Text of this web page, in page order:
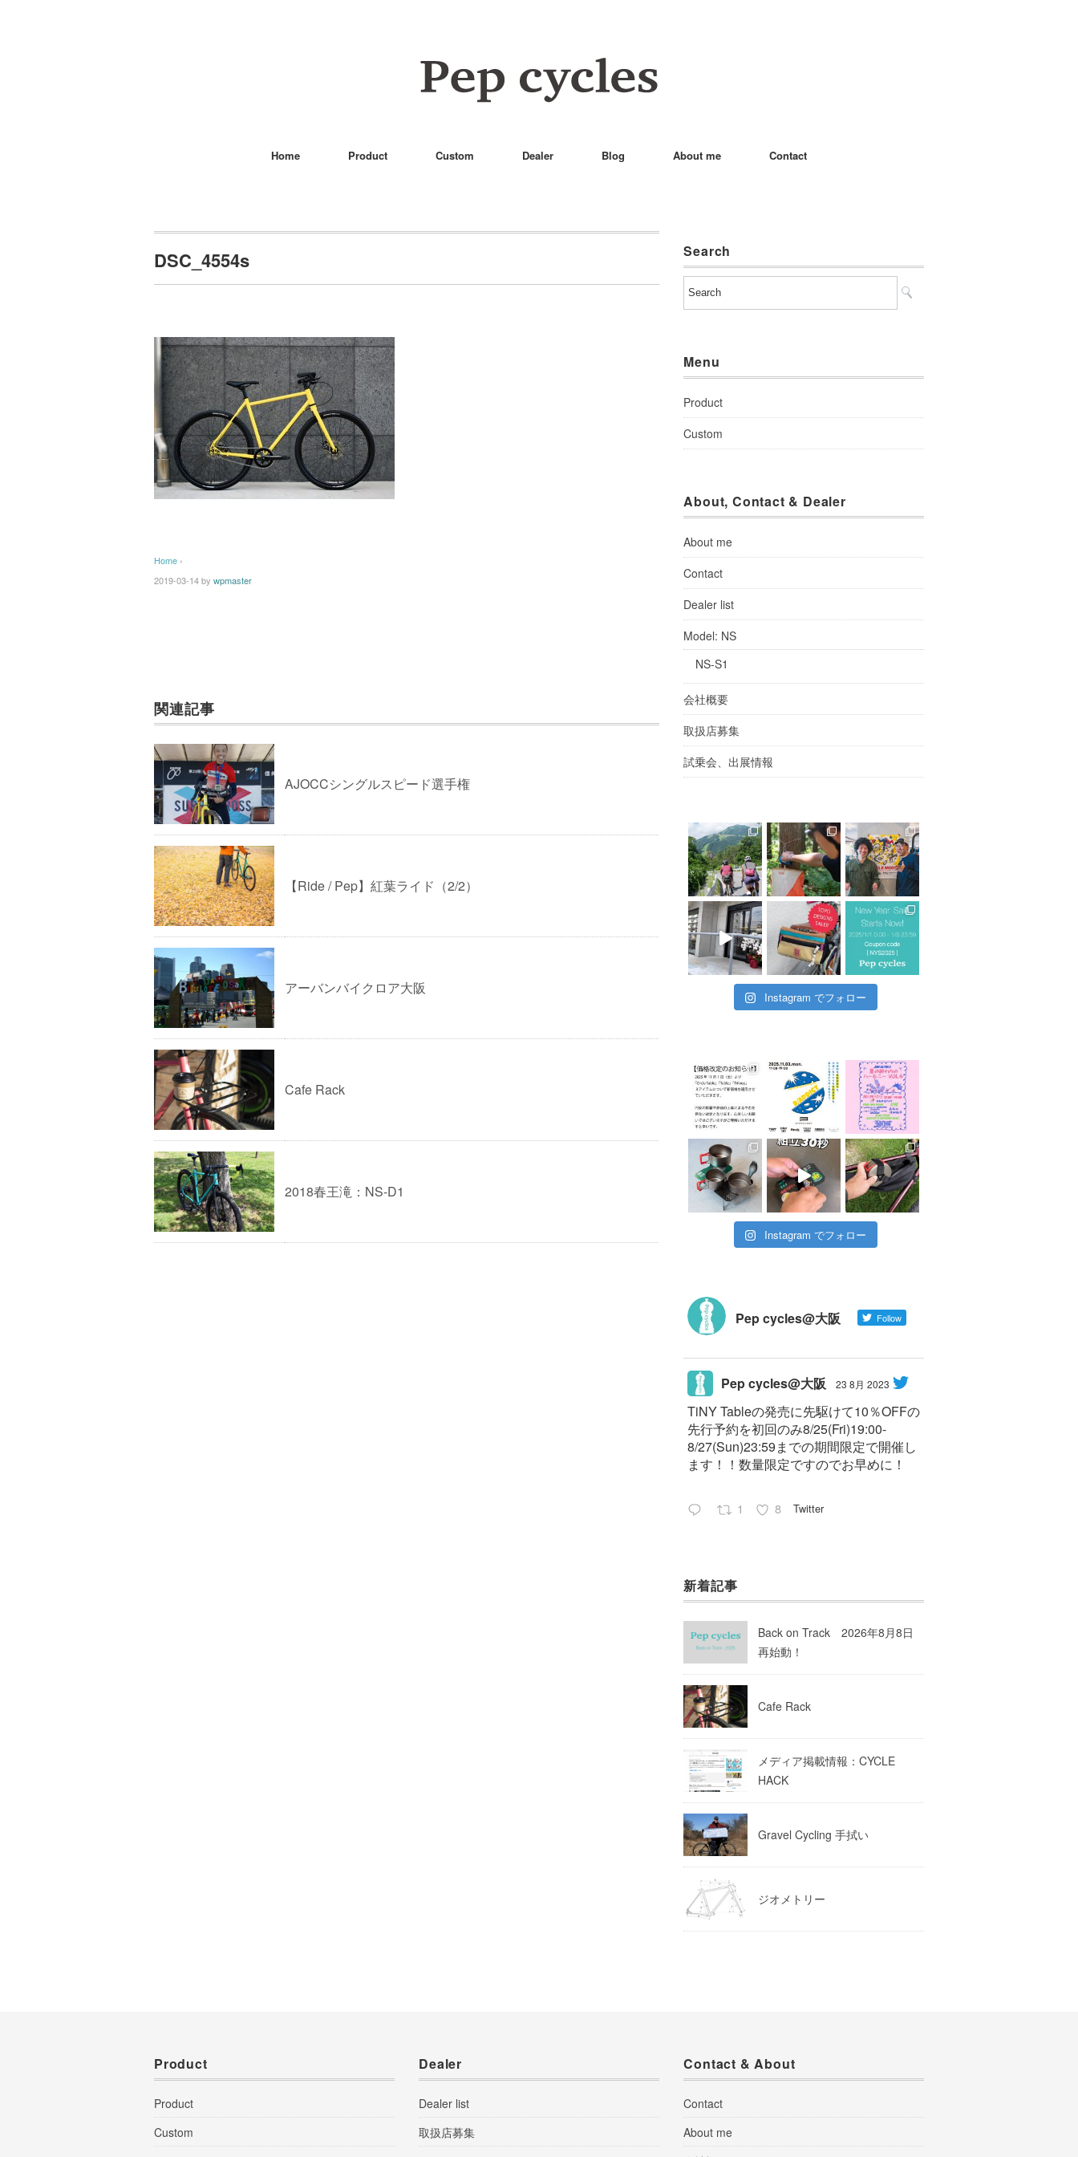
Home Product Custom Dealer Blog About me Contact
DSC_4554s
Home ›
2019-03-14by wpmaster
関連記事
AJOCCシングルスピード選手権
【Ride / Pep】紅葉ライド（2/2）
アーバンバイクロア大阪
Cafe Rack
2018春王滝：NS-D1
Search
Menu
Product
Custom
About, Contact & Dealer
About me
Contact
Dealer list
Model: NS
NS-S1
会社概要
取扱店募集
試乗会、出展情報
Instagram でフォロー
Instagram でフォロー
Pep cycles@大阪 Follow
Pep cycles@大阪 23 8月 2023
TiNY Tableの発売に先駆けて10％OFFの
先行予約を初回のみ8/25(Fri)19:00-
8/27(Sun)23:59までの期間限定で開催し
ます！！数量限定ですのでお早めに！
1 8 Twitter
今週はお知らせがいっぱいあるのでチェ
ックしてて下さいね！
10 Twitter
Load More
新着記事
Back on Track 2026年8月8日
再始動！
Cafe Rack
メディア掲載情報：CYCLE
HACK
Gravel Cycling 手拭い
ジオメトリー
Product
Product
Custom
Dealer
Dealer list
取扱店募集
Contact & About
Contact
About me